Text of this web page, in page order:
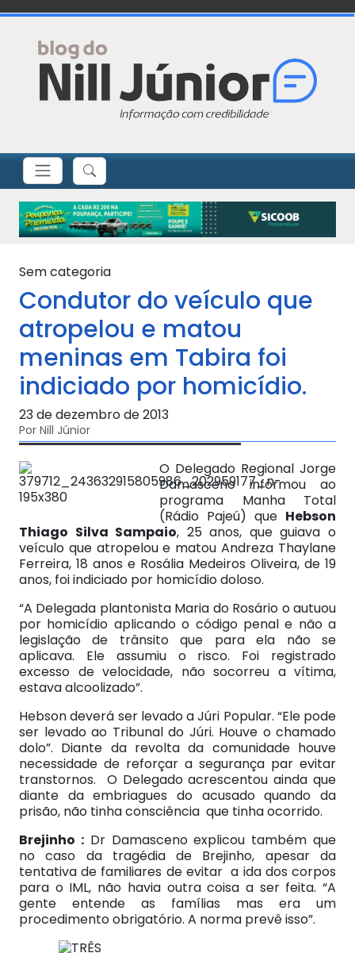
Sem categoria
Condutor do veículo que
atropelou e matou
meninas em Tabira foi
indiciado por homicídio.
23 de dezembro de 2013
Por Nill Júnior
O Delegado Regional Jorge
Damasceno informou ao
programa Manha Total
(Rádio Pajeú) que Hebson
Thiago Silva Sampaio, 25 anos, que guiava o
veículo que atropelou e matou Andreza Thaylane
Ferreira, 18 anos e Rosália Medeiros Oliveira, de 19
anos, foi indiciado por homicídio doloso.
“A Delegada plantonista Maria do Rosário o autuou
por homicídio aplicando o código penal e não a
legislação de trânsito que para ela não se
aplicava. Ele assumiu o risco. Foi registrado
excesso de velocidade, não socorreu a vítima,
estava alcoolizado”.
Hebson deverá ser levado a Júri Popular. “Ele pode
ser levado ao Tribunal do Júri. Houve o chamado
dolo”. Diante da revolta da comunidade houve
necessidade de reforçar a segurança par evitar
transtornos. O Delegado acrescentou ainda que
diante da embriagues do acusado quando da
prisão, não tinha consciência que tinha ocorrido.
Brejinho :Dr Damasceno explicou também que
no caso da tragédia de Brejinho, apesar da
tentativa de familiares de evitar a ida dos corpos
para o IML, não havia outra coisa a ser feita. “A
gente entende as famílias mas era um
procedimento obrigatório. A norma prevê isso”.